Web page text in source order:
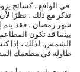
طاولة في مطعمك